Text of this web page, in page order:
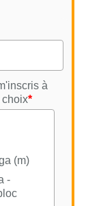
à
choix*
(m)
-